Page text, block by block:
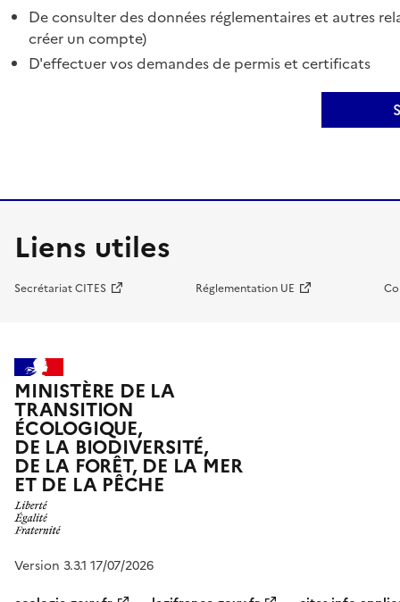
De consulter des données réglementaires et autres
créer un compte)
D'effectuer vos demandes de permis et certificats
Liens utiles
Secrétariat CITES Réglementation UE
MINISTÈRE DE LA
TRANSITION
ÉCOLOGIQUE,
DE LA BIODIVERSITÉ,
DE LA FORÊT, DE LA MER
ET DE LA PÊCHE
Version 3.3.1 17/07/2026